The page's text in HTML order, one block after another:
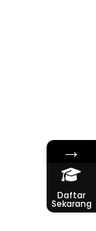
→
Daftar
Sekarang